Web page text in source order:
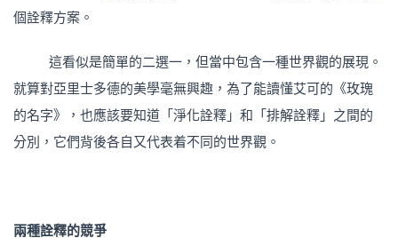
個詮釋方案。
這看似是簡單的二選一，但當中包含一種世界觀的展現。
就算對亞里士多德的美學毫無興趣，為了能讀懂艾可的《玫瑰
的名字》，也應該要知道「淨化詮釋」和「排解詮釋」之間的
分別，它們背後各自又代表着不同的世界觀。
兩種詮釋的競爭